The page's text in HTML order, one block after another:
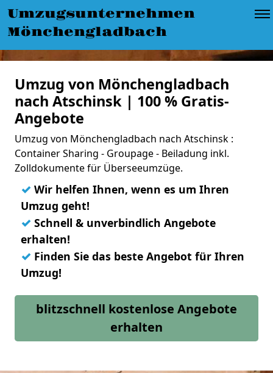
Umzugsunternehmen
Mönchengladbach
Umzug von Mönchengladbach
nach Atschinsk | 100 % Gratis-
Angebote
Umzug von Mönchengladbach nach Atschinsk :
Container Sharing - Groupage - Beiladung inkl.
Zolldokumente für Überseeumzüge.
✓ Wir helfen Ihnen, wenn es um Ihren
Umzug geht!
✓ Schnell & unverbindlich Angebote
erhalten!
✓ Finden Sie das beste Angebot für Ihren
Umzug!
blitzschnell kostenlose Angebote
erhalten